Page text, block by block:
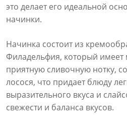
это делает его идеальной
начинки.
Начинка состоит из
Филадельфия, который имеет
приятную сливочную нотку,
лосося, что придает блюду
выразительного вкуса и
свежести и баланса вкусов.